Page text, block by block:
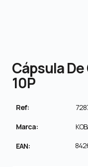
Cápsula
10P
Ref:
Marca:
EAN: